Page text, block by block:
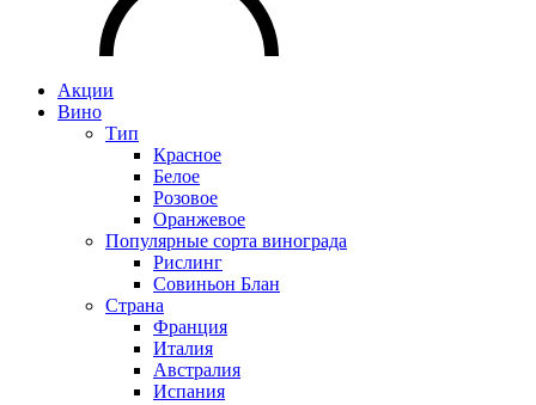
Акции
Вино
Тип
Красное
Белое
Розовое
Оранжевое
Популярные сорта винограда
Рислинг
Совиньон Блан
Страна
Франция
Италия
Австралия
Испания